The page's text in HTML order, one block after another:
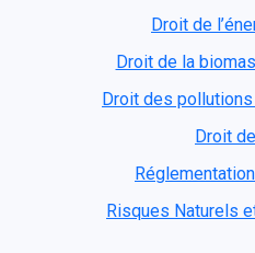
Droit de
Droit de la
Droit des
Droit
Risques Naturels